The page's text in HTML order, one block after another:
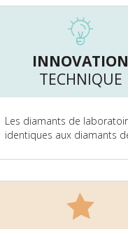
INNOVATION
TECHNIQUE
Les diamants de
identiques aux diamants